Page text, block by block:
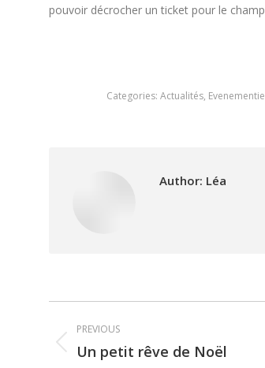
pouvoir décrocher un ticket pour le
Categories: Actualités,
Author: Léa
Post
navigation
PREVIOUS
Previous
Un petit rêve de Noël